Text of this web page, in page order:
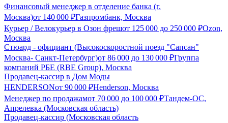
Финансовый менеджер в отделение банка (г.
Москва)от 140 000 ₽Газпромбанк, Москва
Курьер / Велокурьер в Озон фрешот 125 000 до 250 000 ₽Ozon,
Москва
Стюард - официант (Высокоскоростной поезд "Сапсан"
Москва- Санкт-Петербург)от 86 000 до 130 000 ₽Группа
компаний РБЕ (RBE Group), Москва
Продавец-кассир в Дом Моды
HENDERSONот 90 000 ₽Henderson, Москва
Менеджер по продажамот 70 000 до 100 000 ₽Тандем-ОС,
Апрелевка (Московская область)
Продавец-кассир (Московская область